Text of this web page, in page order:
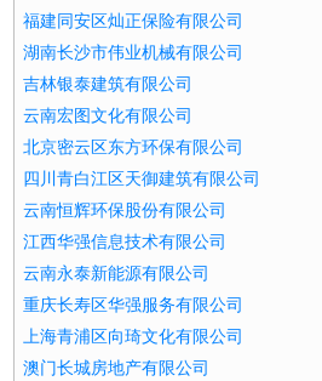
福建同安区灿正保险有限公司
湖南长沙市伟业机械有限公司
吉林银泰建筑有限公司
云南宏图文化有限公司
北京密云区东方环保有限公司
四川青白江区天御建筑有限公司
云南恒辉环保股份有限公司
江西华强信息技术有限公司
云南永泰新能源有限公司
重庆长寿区华强服务有限公司
上海青浦区向琦文化有限公司
澳门长城房地产有限公司